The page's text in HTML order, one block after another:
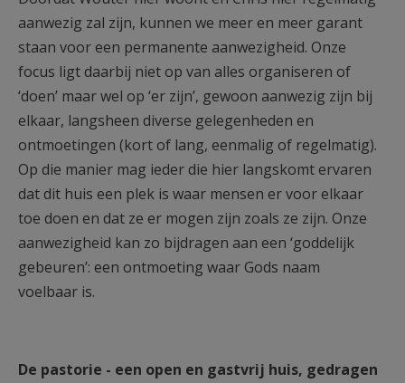
aanwezig zal zijn, kunnen we meer en meer garant
staan voor een permanente aanwezigheid. Onze
focus ligt daarbij niet op van alles organiseren of
‘doen’ maar wel op ‘er zijn’, gewoon aanwezig zijn bij
elkaar, langsheen diverse gelegenheden en
ontmoetingen (kort of lang, eenmalig of regelmatig).
Op die manier mag ieder die hier langskomt ervaren
dat dit huis een plek is waar mensen er voor elkaar
toe doen en dat ze er mogen zijn zoals ze zijn. Onze
aanwezigheid kan zo bijdragen aan een ‘goddelijk
gebeuren’: een ontmoeting waar Gods naam
voelbaar is.
De pastorie - een open en gastvrij huis, gedragen